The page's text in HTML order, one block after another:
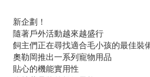
新企劃！
隨著戶外活動越來越盛行
飼主們正在尋找適合毛小孩的最佳裝
奧勒岡推出一系列寵物用品
貼心的機能實用性